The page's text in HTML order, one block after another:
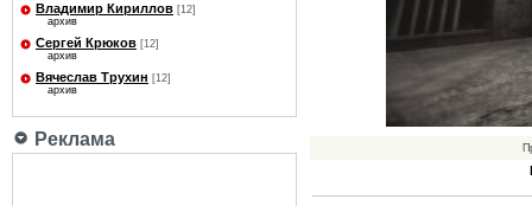
Владимир Кириллов [12]
архив
Сергей Крюков [12]
архив
Вячеслав Трухин [12]
архив
Реклама